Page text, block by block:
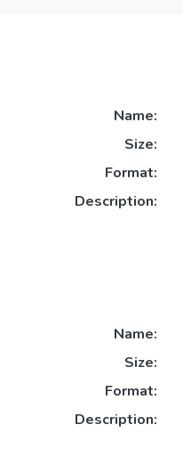
Name:
Size:
Format:
Description:
Name:
Size:
Format:
Description: